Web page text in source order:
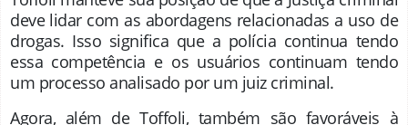
deve lidar com as abordagens relacionadas a uso de
drogas. Isso significa que a polícia continua tendo
essa competência e os usuários continuam tendo
um processo analisado por um juiz criminal.
Agora, além de Toffoli, também são favoráveis à